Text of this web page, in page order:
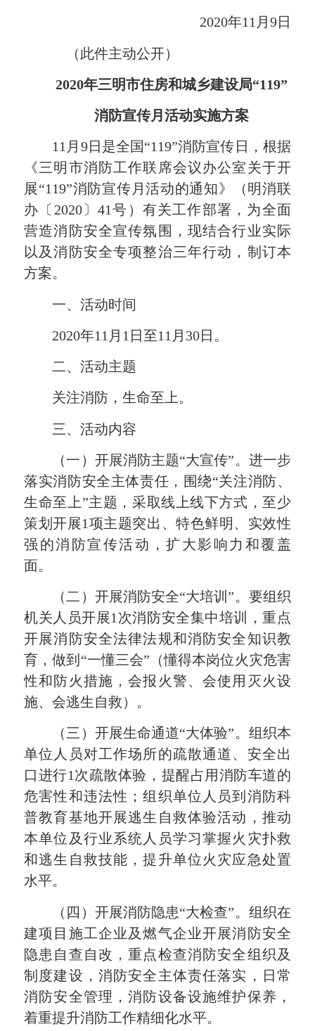
2020年11月9日
（此件主动公开）
2020年三明市住房和城乡建设局“119”
消防宣传月活动实施方案
11月9日是全国“119”消防宣传日，根据
《三明市消防工作联席会议办公室关于开
展“119”消防宣传月活动的通知》（明消联
办〔2020〕41号）有关工作部署，为全面
营造消防安全宣传氛围，现结合行业实际
以及消防安全专项整治三年行动，制订本
方案。
一、活动时间
2020年11月1日至11月30日。
二、活动主题
关注消防，生命至上。
三、活动内容
（一）开展消防主题“大宣传”。 进一步
落实消防安全主体责任，围绕“关注消防、
生命至上”主题，采取线上线下方式，至少
策划开展1项主题突出、特色鲜明、实效性
强的消防宣传活动，扩大影响力和覆盖
面。
（二）开展消防安全“大培训”。 要组织
机关人员开展1次消防安全集中培训，重点
开展消防安全法律法规和消防安全知识教
育，做到“一懂三会”（懂得本岗位火灾危害
性和防火措施，会报火警、会使用灭火设
施、会逃生自救）。
（三）开展生命通道“大体验”。 组织本
单位人员对工作场所的疏散通道、安全出
口进行1次疏散体验，提醒占用消防车道的
危害性和违法性；组织单位人员到消防科
普教育基地开展逃生自救体验活动，推动
本单位及行业系统人员学习掌握火灾扑救
和逃生自救技能，提升单位火灾应急处置
水平。
（四）开展消防隐患“大检查”。 组织在
建项目施工企业及燃气企业开展消防安全
隐患自查自改，重点检查消防安全组织及
制度建设，消防安全主体责任落实，日常
消防安全管理，消防设备设施维护保养，
着重提升消防工作精细化水平。